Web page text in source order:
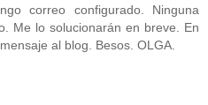
correo configurado. Ninguna
Me lo solucionarán en breve. En
al blog. Besos. OLGA.